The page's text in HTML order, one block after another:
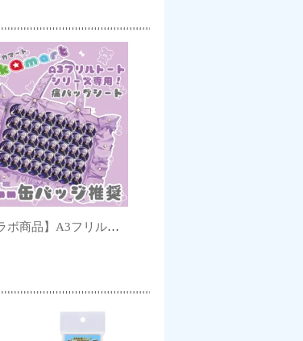
【コラボ商品】A3フリルトートシリーズ専用75㎜対応痛バッグシート